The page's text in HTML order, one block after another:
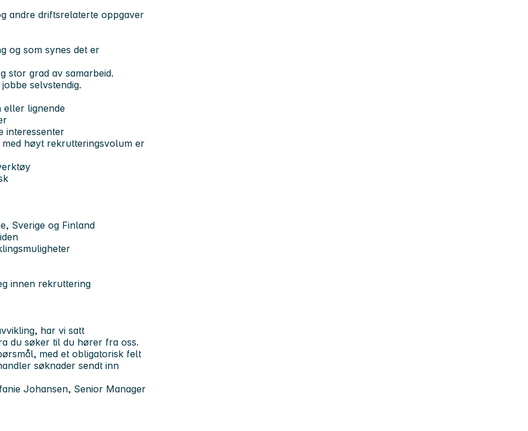
andre driftsrelaterte oppgaver
og som synes det er
stor grad av samarbeid.
selvstendig.
eller lignende
interessenter
høyt rekrutteringsvolum er
Sverige og Finland
innen rekruttering
har vi satt
du søker til du hører fra oss.
med et obligatorisk felt
søknader sendt inn
Johansen, Senior Manager